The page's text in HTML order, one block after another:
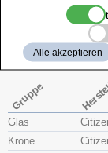
Citizen 4-898818
Gruppe
Glas
Krone
Alle akzeptieren